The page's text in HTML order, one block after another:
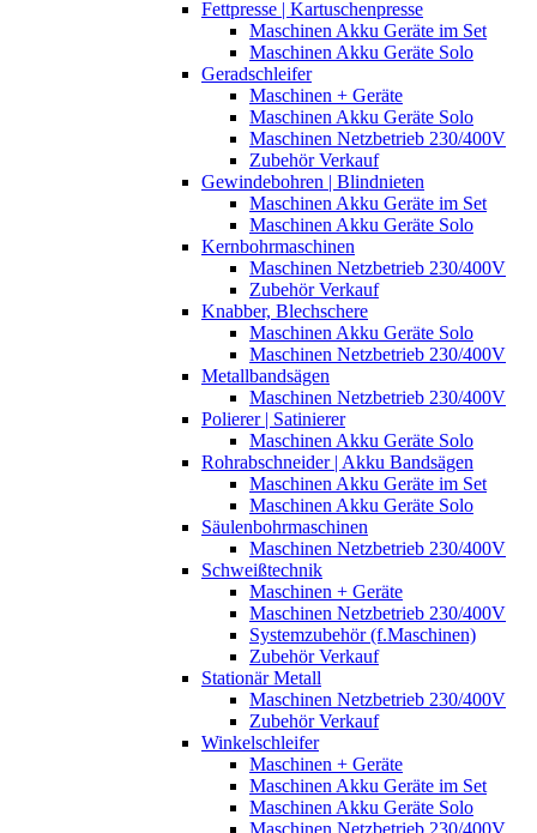
Fettpresse | Kartuschenpresse
Maschinen Akku Geräte im Set
Maschinen Akku Geräte Solo
Geradschleifer
Maschinen + Geräte
Maschinen Akku Geräte Solo
Maschinen Netzbetrieb 230/400V
Zubehör Verkauf
Gewindebohren | Blindnieten
Maschinen Akku Geräte im Set
Maschinen Akku Geräte Solo
Kernbohrmaschinen
Maschinen Netzbetrieb 230/400V
Zubehör Verkauf
Knabber, Blechschere
Maschinen Akku Geräte Solo
Maschinen Netzbetrieb 230/400V
Metallbandsägen
Maschinen Netzbetrieb 230/400V
Polierer | Satinierer
Maschinen Akku Geräte Solo
Rohrabschneider | Akku Bandsägen
Maschinen Akku Geräte im Set
Maschinen Akku Geräte Solo
Säulenbohrmaschinen
Maschinen Netzbetrieb 230/400V
Schweißtechnik
Maschinen + Geräte
Maschinen Netzbetrieb 230/400V
Systemzubehör (f.Maschinen)
Zubehör Verkauf
Stationär Metall
Maschinen Netzbetrieb 230/400V
Zubehör Verkauf
Winkelschleifer
Maschinen + Geräte
Maschinen Akku Geräte im Set
Maschinen Akku Geräte Solo
Maschinen Netzbetrieb 230/400V